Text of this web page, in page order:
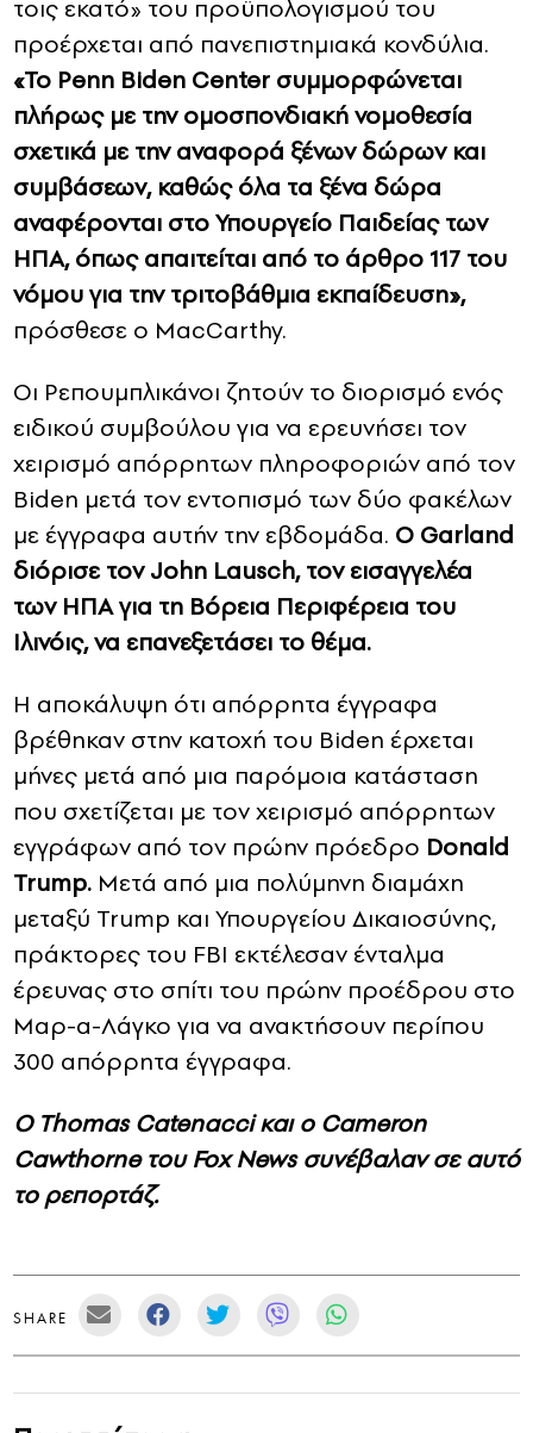
τοις εκατό» του προϋπολογισμού του
προέρχεται από πανεπιστημιακά κονδύλια.
«Το Penn Biden Center συμμορφώνεται
πλήρως με την ομοσπονδιακή νομοθεσία
σχετικά με την αναφορά ξένων δώρων και
συμβάσεων, καθώς όλα τα ξένα δώρα
αναφέρονται στο Υπουργείο Παιδείας των
ΗΠΑ, όπως απαιτείται από το άρθρο 117 του
νόμου για την τριτοβάθμια εκπαίδευση»,
πρόσθεσε ο MacCarthy.
Οι Ρεπουμπλικάνοι ζητούν το διορισμό ενός
ειδικού συμβούλου για να ερευνήσει τον
χειρισμό απόρρητων πληροφοριών από τον
Biden μετά τον εντοπισμό των δύο φακέλων
με έγγραφα αυτήν την εβδομάδα. Ο Garland
διόρισε τον John Lausch, τον εισαγγελέα
των ΗΠΑ για τη Βόρεια Περιφέρεια του
Ιλινόις, να επανεξετάσει το θέμα.
Η αποκάλυψη ότι απόρρητα έγγραφα
βρέθηκαν στην κατοχή του Biden έρχεται
μήνες μετά από μια παρόμοια κατάσταση
που σχετίζεται με τον χειρισμό απόρρητων
εγγράφων από τον πρώην πρόεδρο Donald
Trump. Μετά από μια πολύμηνη διαμάχη
μεταξύ Trump και Υπουργείου Δικαιοσύνης,
πράκτορες του FBI εκτέλεσαν ένταλμα
έρευνας στο σπίτι του πρώην προέδρου στο
Μαρ-α-Λάγκο για να ανακτήσουν περίπου
300 απόρρητα έγγραφα.
Ο Thomas Catenacci και ο Cameron
Cawthorne του Fox News συνέβαλαν σε αυτό
το ρεπορτάζ.
SHARE